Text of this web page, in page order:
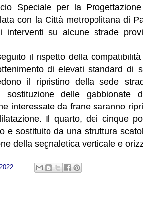
Speciale per la
con la Città metropolitana di
interventi su alcune strade
il rispetto della
di elevati standard di
il ripristino della sede
sostituzione delle gabbionate
interessate da frane saranno
Il quarto, dei cinque
e sostituito da una struttura
della segnaletica verticale e